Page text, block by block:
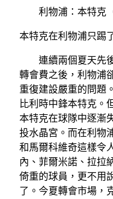
利物浦：本特克（
本特克在利物浦只踢
連續兩個夏天先後
轉會費之後，利物浦
重復建設嚴重的問題
比利時中鋒本特克。
本特克在球隊中逐漸
投水晶宮。而在利物
和馬爾科維奇這樣令
內、菲爾米諾、拉拉
倚重的球員，更不用
了。今夏轉會市場，